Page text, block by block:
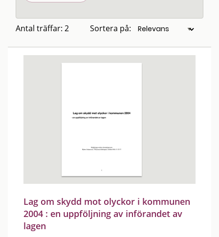
Antal träffar: 2 Sortera på:
Lag om skydd mot olyckor i kommunen
2004 : en uppföljning av införandet av
lagen